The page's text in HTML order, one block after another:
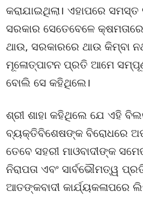
କରାଯାଇଥିଲା। ଏହାପରେ
ସରକାର ସେତେବେଳେ
ଥାଉ, ସରକାରରେ ଥାଉ କିମ୍ବା
ମୂଳୋତ୍ପାଟନ ପ୍ରତି ଆମେ
ବୋଲି ସେ କହିଥିଲେ।
ଶ୍ରୀ ଶାହା କହିଥିଲେ ଯେ ଏହି
ବ୍ୟକ୍ତିବିଶେଷଙ୍କ ବିରୋଧରେ
ତେବେ ସହରୀ ମାଓବାଦୀଙ୍କ
ନିରାପତା ଏବଂ ସାର୍ବଭୌମତ୍ୱ
ଆତଙ୍କବାଦୀ କାର୍ଯ୍ୟକଳାପରେ